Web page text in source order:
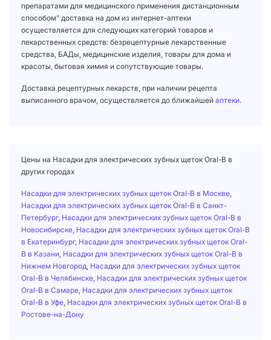
препаратами для медицинского применения дистанционным
способом" доставка на дом из интернет-аптеки
осуществляется для следующих категорий товаров и
лекарственных средств: безрецептурные лекарственные
средства, БАДы, медицинские изделия, товары для дома и
красоты, бытовая химия и сопутствующие товары.
Доставка рецептурных лекарств, при наличии рецепта
выписанного врачом, осуществляется до ближайшей аптеки.
Цены на Насадки для электрических зубных щеток Oral-B в
других городах
Насадки для электрических зубных щеток Oral-B в Москве
Насадки для электрических зубных щеток Oral-B в Санкт-
Петербург, Насадки для электрических зубных щеток Oral-B в
Новосибирске Насадки для электрических зубных щеток Oral-B
в Екатеринбург, Насадки для электрических зубных щеток Oral-
B в Казани Насадки для электрических зубных щеток Oral-B в
Нижнем Новгород Насадки для электрических зубных щеток
Oral-B в Челябинске Насадки для электрических зубных щеток
Oral-B в Самаре Насадки для электрических зубных щеток
Oral-B в Уфе Насадки для электрических зубных щеток Oral-B в
Ростове-на-Дону